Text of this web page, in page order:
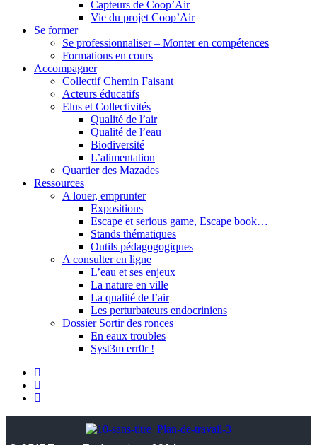
Capteurs de Coop’Air
Vie du projet Coop’Air
Se former
Se professionnaliser – Monter en compétences
Formations en cours
Accompagner
Collectif Chemin Faisant
Acteurs éducatifs
Elus et Collectivités
Qualité de l’air
Qualité de l’eau
Biodiversité
L’alimentation
Quartier des Mazades
Ressources
A louer, emprunter
Expositions
Escape et serious game, Escape book…
Stands thématiques
Outils pédagogogiques
A consulter en ligne
L’eau et ses enjeux
La nature en ville
La qualité de l’air
Les perturbateurs endocriniens
Dossier Sortir des ronces
En eaux troubles
Syst3m err0r !